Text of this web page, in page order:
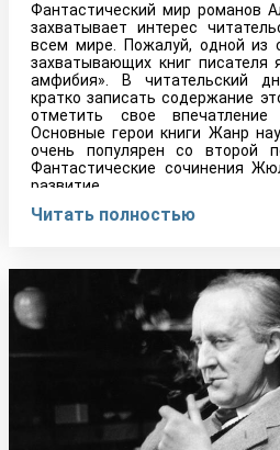
Фантастический мир романов
захватывает интерес
всем мире. Пожалуй, одной из
захватывающих книг писателя
амфибия». В читательский
кратко записать содержание
отметить свое впечатление
Основные герои книги Жанр
очень популярен со второй
Фантастические сочинения
развитие…
Читать полностью